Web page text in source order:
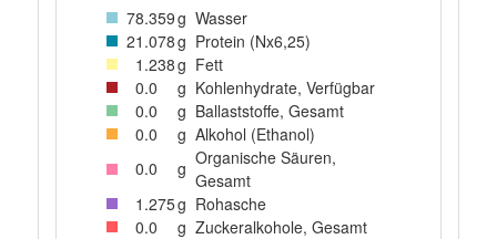
78.359g Wasser
21 .078g Protein (Nx6,25)
1 .238g Fett
0.0 g Kohlenhydrate, Verfügbar
0.0 g Ballaststoffe, Gesamt
0.0 g Alkohol (Ethanol)
0.0 g Organische Säuren,
Gesamt
1 .275g Rohasche
0.0 g Zuckeralkohole, Gesamt